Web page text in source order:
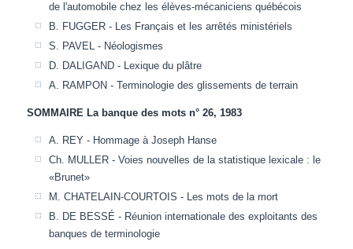
de l'automobile chez les élèves-mécaniciens québécois
B. FUGGER - Les Français et les arrêtés ministériels
S. PAVEL - Néologismes
D. DALIGAND - Lexique du plâtre
A. RAMPON - Terminologie des glissements de terrain
SOMMAIRE La banque des mots n° 26, 1983
A. REY - Hommage à Joseph Hanse
Ch. MULLER - Voies nouvelles de la statistique lexicale : le
«Brunet»
M. CHATELAIN-COURTOIS - Les mots de la mort
B. DE BESSÉ - Réunion internationale des exploitants des
banques de terminologie